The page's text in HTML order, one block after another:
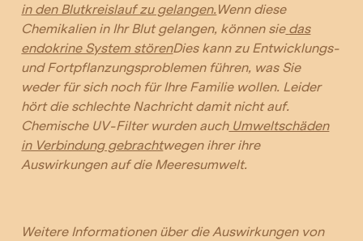
in den Blutkreislauf zu gelangen. Wenn diese
Chemikalien in Ihr Blut gelangen, können sie das
endokrine System störenDies kann zu Entwicklungs-
und Fortpflanzungsproblemen führen, was Sie
weder für sich noch für Ihre Familie wollen. Leider
hört die schlechte Nachricht damit nicht auf.
Chemische UV-Filter wurden auchUmweltschäden
in Verbindung gebrachtwegen ihrer ihre
Auswirkungen auf die Meeresumwelt.
Weitere Informationen über die Auswirkungen von